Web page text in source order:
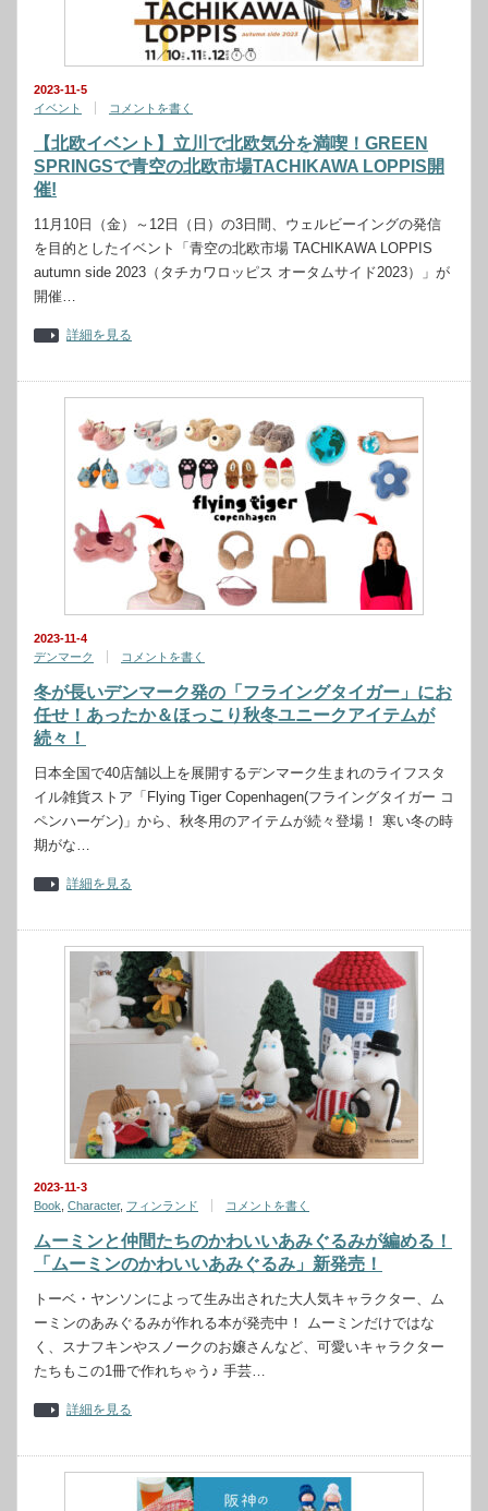
2023-11-5
イベント
コメントを書く
【北欧イベント】立川で北欧気分を満喫！GREEN
SPRINGSで青空の北欧市場TACHIKAWA LOPPIS開
催!
11月10日（金）～12日（日）の3日間、ウェルビーイングの発信
を目的としたイベント「青空の北欧市場 TACHIKAWA LOPPIS
autumn side 2023（タチカワロッピス オータムサイド2023）」が
開催…
詳細を見る
2023-11-4
デンマーク
コメントを書く
冬が長いデンマーク発の「フライングタイガー」にお
任せ！あったか＆ほっこり秋冬ユニークアイテムが
続々！
日本全国で40店舗以上を展開するデンマーク生まれのライフスタ
イル雑貨ストア「Flying Tiger Copenhagen(フライングタイガー コ
ペンハーゲン)」から、秋冬用のアイテムが続々登場！ 寒い冬の時
期がな…
詳細を見る
2023-11-3
Book Character, フィンランド コメントを書く
ムーミンと仲間たちのかわいいあみぐるみが編める！
「ムーミンのかわいいあみぐるみ」新発売！
トーベ・ヤンソンによって生み出された大人気キャラクター、ム
ーミンのあみぐるみが作れる本が発売中！ ムーミンだけではな
く、スナフキンやスノークのお嬢さんなど、可愛いキャラクター
たちもこの1冊で作れちゃう♪ 手芸…
詳細を見る